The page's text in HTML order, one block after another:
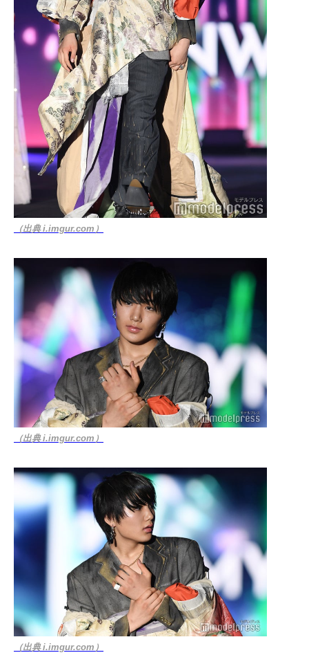
（出典 i.imgur.com）
（出典 i.imgur.com）
（出典 i.imgur.com）